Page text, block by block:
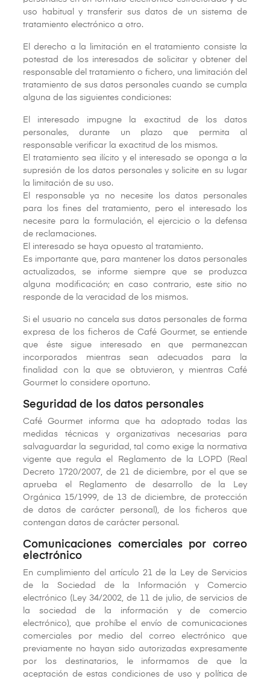
uso habitual y transferir sus datos de un sistema de
tratamiento electrónico a otro.
El derecho a la limitación en el tratamiento consiste la
potestad de los interesados de solicitar y obtener del
responsable del tratamiento o fichero, una limitación del
tratamiento de sus datos personales cuando se cumpla
alguna de las siguientes condiciones:
El interesado impugne la exactitud de los datos
personales, durante un plazo que permita al
responsable verificar la exactitud de los mismos.
El tratamiento sea ilícito y el interesado se oponga a la
supresión de los datos personales y solicite en su lugar
la limitación de su uso.
El responsable ya no necesite los datos personales
para los fines del tratamiento, pero el interesado los
necesite para la formulación, el ejercicio o la defensa
de reclamaciones.
El interesado se haya opuesto al tratamiento.
Es importante que, para mantener los datos personales
actualizados, se informe siempre que se produzca
alguna modificación; en caso contrario, este sitio no
responde de la veracidad de los mismos.
Si el usuario no cancela sus datos personales de forma
expresa de los ficheros de Café Gourmet, se entiende
que éste sigue interesado en que permanezcan
incorporados mientras sean adecuados para la
finalidad con la que se obtuvieron, y mientras Café
Gourmet lo considere oportuno.
Seguridad de los datos personales
Café Gourmet informa que ha adoptado todas las
medidas técnicas y organizativas necesarias para
salvaguardar la seguridad, tal como exige la normativa
vigente que regula el Reglamento de la LOPD (Real
Decreto 1720/2007, de 21 de diciembre, por el que se
aprueba el Reglamento de desarrollo de la Ley
Orgánica 15/1999, de 13 de diciembre, de protección
de datos de carácter personal), de los ficheros que
contengan datos de carácter personal.
Comunicaciones comerciales por correo
electrónico
En cumplimiento del artículo 21 de la Ley de Servicios
de la Sociedad de la Información y Comercio
electrónico (Ley 34/2002, de 11 de julio, de servicios de
la sociedad de la información y de comercio
electrónico), que prohíbe el envío de comunicaciones
comerciales por medio del correo electrónico que
previamente no hayan sido autorizadas expresamente
por los destinatarios, le informamos de que la
aceptación de estas condiciones de uso y política de